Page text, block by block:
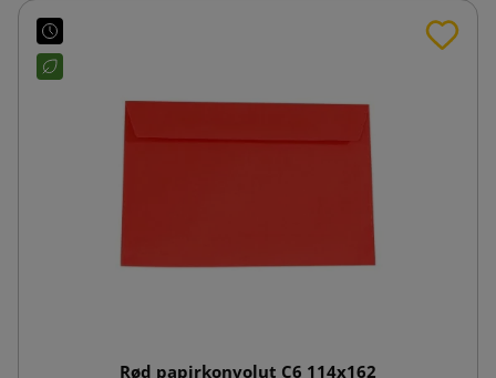
Rød papirkonvolut C6 114x162